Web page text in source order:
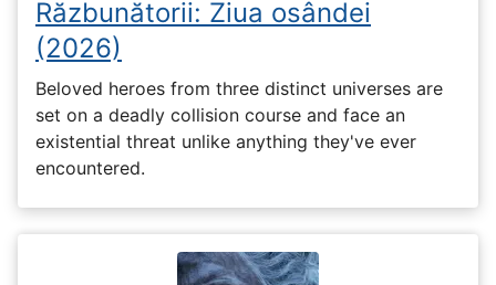
Răzbunătorii: Ziua osândei
(2026)
Beloved heroes from three distinct universes are
set on a deadly collision course and face an
existential threat unlike anything they've ever
encountered.